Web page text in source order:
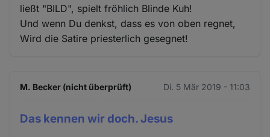
ließt "BILD", spielt fröhlich Blinde Kuh!
Und wenn Du denkst, dass es von oben regnet,
Wird die Satire priesterlich gesegnet!
M. Becker (nicht überprüft) Di. 5 Mär 2019 - 11:03
Das kennen wir doch. Jesus